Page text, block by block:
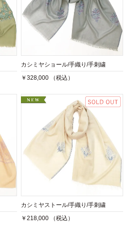
カシミヤショール/手織り/手刺繍
￥328,000 （税込）
カシミヤストール/手織り/手刺繍
￥218,000 （税込）